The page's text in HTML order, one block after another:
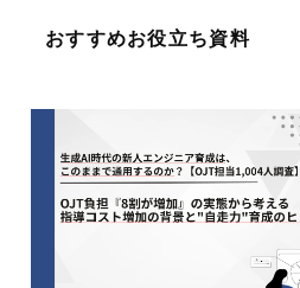
おすすめお役立ち資料